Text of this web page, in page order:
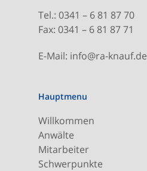
Tel.: 0341 – 6 81 87 70
Fax: 0341 – 6 81 87 71
E-Mail: info@ra-knauf.de
Hauptmenu
Willkommen
Anwälte
Mitarbeiter
Schwerpunkte